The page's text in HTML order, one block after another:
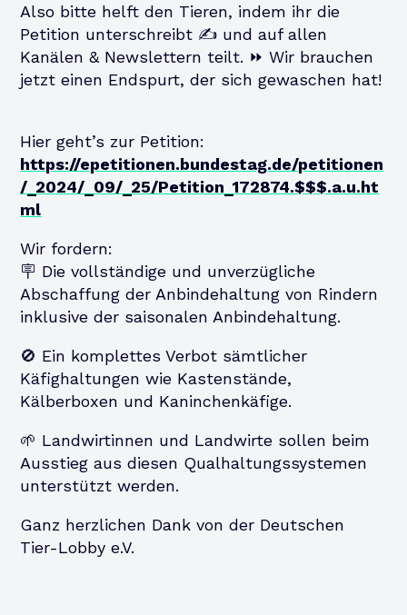
Also bitte helft den Tieren, indem ihr die
Petition unterschreibt ✍️ und auf allen
Kanälen & Newslettern teilt. ⏩️ Wir brauchen
jetzt einen Endspurt, der sich gewaschen hat!
Hier geht’s zur Petition:
https://epetitionen.bundestag.de/petitionen
/_2024/_09/_25/Petition_172874.$$$.a.u.ht
ml
Wir fordern:
🪧 Die vollständige und unverzügliche
Abschaffung der Anbindehaltung von Rindern
inklusive der saisonalen Anbindehaltung.
🚫 Ein komplettes Verbot sämtlicher
Käfighaltungen wie Kastenstände,
Kälberboxen und Kaninchenkäfige.
🌱 Landwirtinnen und Landwirte sollen beim
Ausstieg aus diesen Qualhaltungssystemen
unterstützt werden.
Ganz herzlichen Dank von der Deutschen
Tier-Lobby e.V.